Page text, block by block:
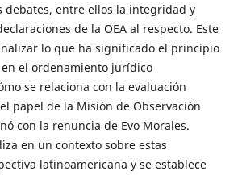
debates, entre ellos la integridad y
de la OEA al respecto. Este
lo que ha significado el principio
el ordenamiento jurídico
se relaciona con la evaluación
papel de la Misión de Observación
con la renuncia de Evo Morales.
en un contexto sobre estas
latinoamericana y se establece